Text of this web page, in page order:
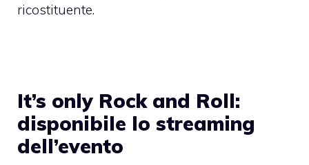
ricostituente.
It’s only Rock and Roll:
disponibile lo streaming
dell’evento